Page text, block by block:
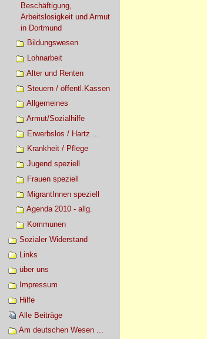
Beschäftigung,
Arbeitslosigkeit und Armut
in Dortmund
Bildungswesen
Lohnarbeit
Alter und Renten
Steuern / öffentl.Kassen
Allgemeines
Armut/Sozialhilfe
Erwerbslos / Hartz ...
Krankheit / Pflege
Jugend speziell
Frauen speziell
MigrantInnen speziell
Agenda 2010 - allg.
Kommunen
Sozialer Widerstand
Links
über uns
Impressum
Hilfe
Alle Beiträge
Am deutschen Wesen ...